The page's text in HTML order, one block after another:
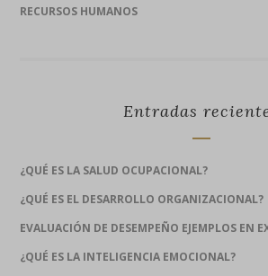
RECURSOS HUMANOS
Entradas
¿QUÉ ES LA SALUD OCUPACIONAL?
¿QUÉ ES EL DESARROLLO ORGANIZACIONAL?
EVALUACIÓN DE DESEMPEÑO EJEMPLOS EN
¿QUÉ ES LA INTELIGENCIA EMOCIONAL?